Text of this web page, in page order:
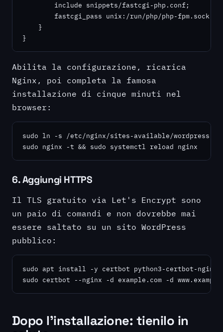
        include snippets/fastcgi-php.conf;
        fastcgi_pass unix:/run/php/php-fpm.sock;
    }
}
Abilita la configurazione, ricarica
Nginx, poi completa la famosa
installazione di cinque minuti nel
browser:
sudo ln -s /etc/nginx/sites-available/wordpress /
sudo nginx -t && sudo systemctl reload nginx
6. Aggiungi HTTPS
Il TLS gratuito via Let's Encrypt sono
un paio di comandi e non dovrebbe mai
essere saltato su un sito WordPress
pubblico:
sudo apt install -y certbot python3-certbot-nginx
sudo certbot --nginx -d example.com -d
Dopo l'installazione: tienilo in